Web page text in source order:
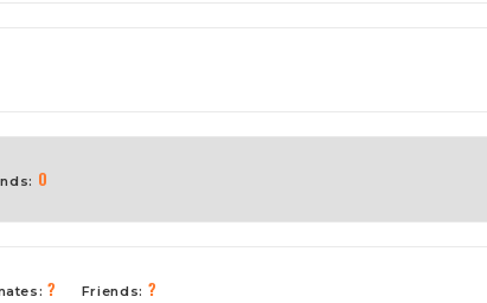
0
? Friends: ?